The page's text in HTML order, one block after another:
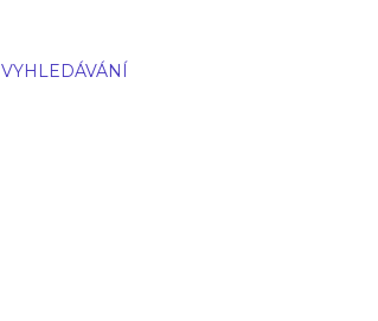
VYHLEDÁVÁNÍ